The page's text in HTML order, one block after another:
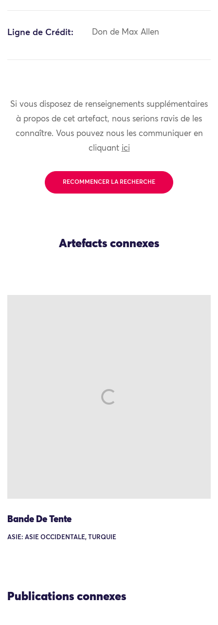
Ligne de Crédit: Don de Max Allen
Si vous disposez de renseignements supplémentaires
à propos de cet artefact, nous serions ravis de les
connaître. Vous pouvez nous les communiquer en
cliquant ici
RECOMMENCER LA RECHERCHE
Artefacts connexes
Bande De Tente
ASIE: ASIE OCCIDENTALE, TURQUIE
Publications connexes